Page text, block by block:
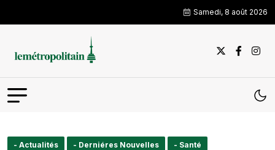
Samedi, 8 août 2026
- Actualités - Derniéres Nouvelles - Santé